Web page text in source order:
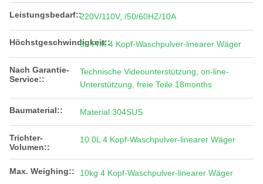
Leistungsbedarf::220V/110V, /50/60HZ/10A
Höchstgeschwindigkeit::50 P/M 4 Kopf-Waschpulver-linearer Wäger
Nach Garantie-
Service::
Technische Videounterstützung, on-line-
Unterstützung, freie Teile 18months
Baumaterial:: Material 304SUS
Trichter-
Volumen::
10.0L 4 Kopf-Waschpulver-linearer Wäger
Max. Weighing:: 10kg 4 Kopf-Waschpulver-linearer Wäger